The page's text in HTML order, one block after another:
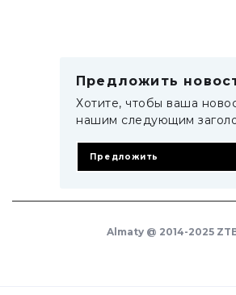
Предложить
Хотите, чтобы ваша
нашим следующим
Предложить
Almaty @ 2014-2025